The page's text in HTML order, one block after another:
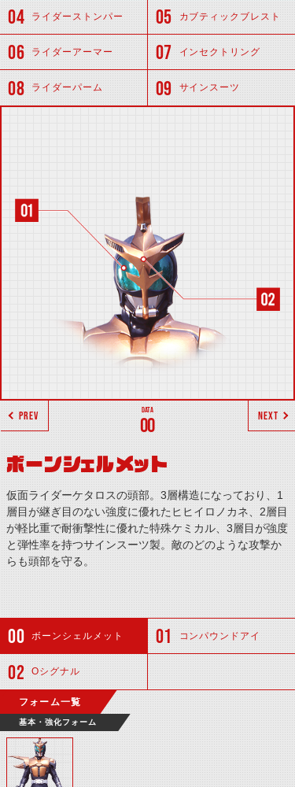
ライダーストンパー カブティックブレスト
ライダーアーマー インセクトリング
ライダーパーム サインスーツ
00
PREV NEXT
ボーンシェルメット
仮面ライダーケタロスの頭部。3層構造になっており、1
層目が継ぎ目のない強度に優れたヒヒイロノカネ、2層目
が軽比重で耐衝撃性に優れた特殊ケミカル、3層目が強度
と弾性率を持つサインスーツ製。敵のどのような攻撃か
らも頭部を守る。
ボーンシェルメット コンパウンドアイ
Oシグナル
フォーム一覧
基本・強化フォーム